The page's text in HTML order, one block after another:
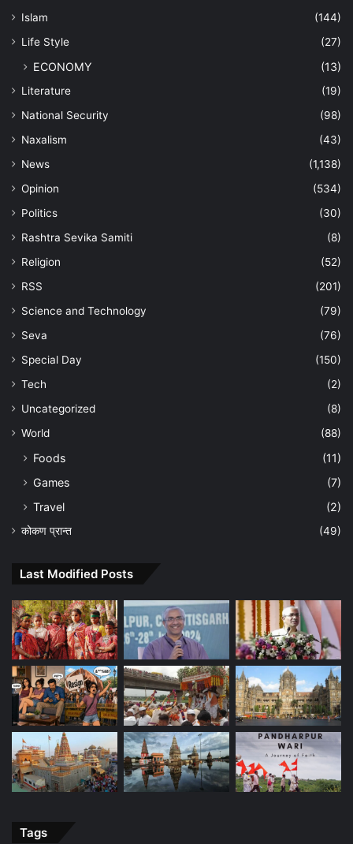
Islam
(144)
Life Style
(27)
ECONOMY (13)
Literature
(19)
National Security
(98)
Naxalism
(43)
News
(1,138)
Opinion
(534)
Politics
(30)
Rashtra Sevika Samiti
(8)
Religion
(52)
RSS
(201)
Science and Technology
(79)
Seva
(76)
Special Day
(150)
Tech
(2)
Uncategorized
(8)
World
(88)
Foods
(11)
Games
(7)
Travel
(2)
कोकण प्रान्त (49)
Last Modified Posts
Tags